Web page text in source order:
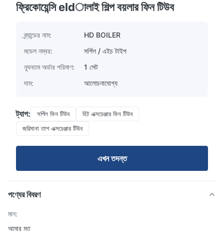
ফ্রিকোয়েন্সি eldালাই শিল্প বয়লার ফিন টিউব
ব্র্যান্ডের নাম:
HD BOILER
মডেল নম্বর:
সর্পিল / এইচ টাইপ
ন্যূনতম অর্ডার পরিমাণ:
1 সেট
দাম:
আলোচনাযোগ্য
ট্যাগ: সর্পিল ফিন টিউব
হিট এক্সচেঞ্জার ফিন টিউব
জরিমানা তাপ এক্সচেঞ্জার টিউব
এখন তদন্ত
পণ্যের বিবরণ
মান:
আমার মত